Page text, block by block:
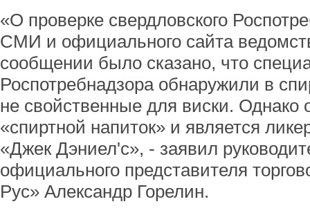
«О проверке свердловского
СМИ и официального сайта
сообщении было сказано, что
Роспотребнадзора обнаружили в
не свойственные для виски. Однако
«спиртной напиток» и является
«Джек Дэниел'с», - заявил
официального представителя
Рус» Александр Горелин.